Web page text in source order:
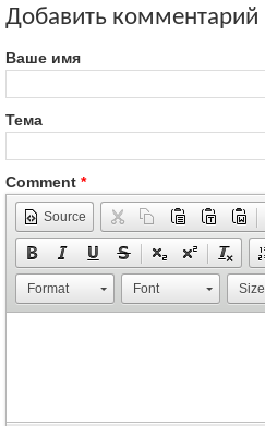
Добавить комментарий
Ваше имя
Тема
Comment *
Source
Format Font Size